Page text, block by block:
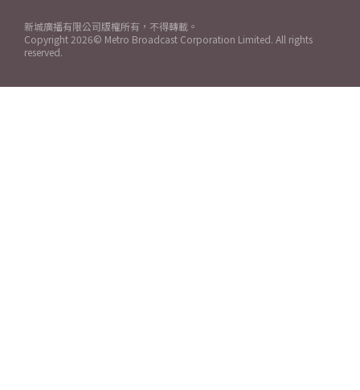
新城廣播有限公司版權所有，不得轉載。
Copyright 2026© Metro Broadcast Corporation Limited. All rights
reserved.